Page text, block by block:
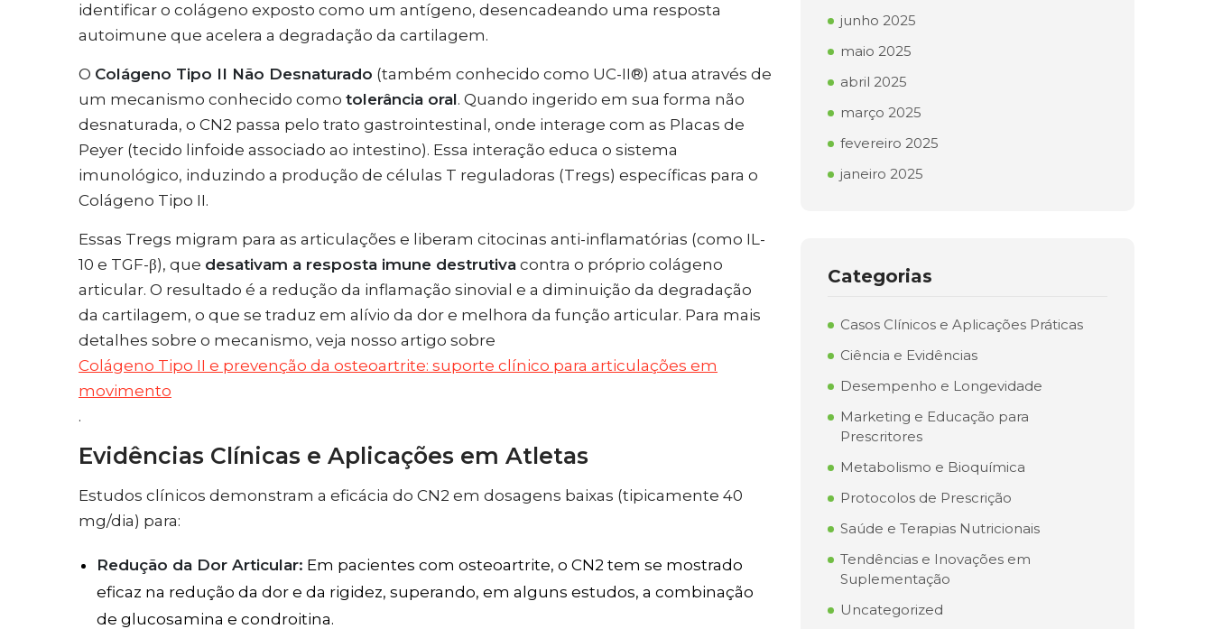
identificar o colágeno exposto como um antígeno, desencadeando uma resposta
autoimune que acelera a degradação da cartilagem.
O Colágeno Tipo II Não Desnaturado (também conhecido como UC-II®) atua através de
um mecanismo conhecido como tolerância oral. Quando ingerido em sua forma não
desnaturada, o CN2 passa pelo trato gastrointestinal, onde interage com as Placas de
Peyer (tecido linfoide associado ao intestino). Essa interação educa o sistema
imunológico, induzindo a produção de células T reguladoras (Tregs) específicas para o
Colágeno Tipo II.
Essas Tregs migram para as articulações e liberam citocinas anti-inflamatórias (como IL-
10 e TGF-β), que desativam a resposta imune destrutiva contra o próprio colágeno
articular. O resultado é a redução da inflamação sinovial e a diminuição da degradação
da cartilagem, o que se traduz em alívio da dor e melhora da função articular. Para mais
detalhes sobre o mecanismo, veja nosso artigo sobre
Colágeno Tipo II e prevenção da osteoartrite: suporte clínico para articulações em
movimento
.
Evidências Clínicas e Aplicações em Atletas
Estudos clínicos demonstram a eficácia do CN2 em dosagens baixas (tipicamente 40
mg/dia) para:
Redução da Dor Articular: Em pacientes com osteoartrite, o CN2 tem se mostrado
eficaz na redução da dor e da rigidez, superando, em alguns estudos, a combinação
de glucosamina e condroitina.
junho 2025
maio 2025
abril 2025
março 2025
fevereiro 2025
janeiro 2025
Categorias
Casos Clínicos e Aplicações Práticas
Ciência e Evidências
Desempenho e Longevidade
Marketing e Educação para
Prescritores
Metabolismo e Bioquímica
Protocolos de Prescrição
Saúde e Terapias Nutricionais
Tendências e Inovações em
Suplementação
Uncategorized